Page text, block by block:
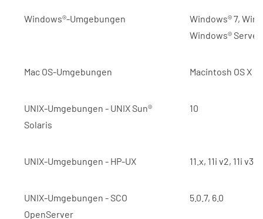
Windows®-Umgebungen
Windows® 7,
Windows® Server
Mac OS-Umgebungen Macintosh OS X
UNIX-Umgebungen - UNIX Sun®
Solaris
10
UNIX-Umgebungen - HP-UX 11.x, 11i v2, 11i v3
UNIX-Umgebungen - SCO
OpenServer
5.0.7, 6.0